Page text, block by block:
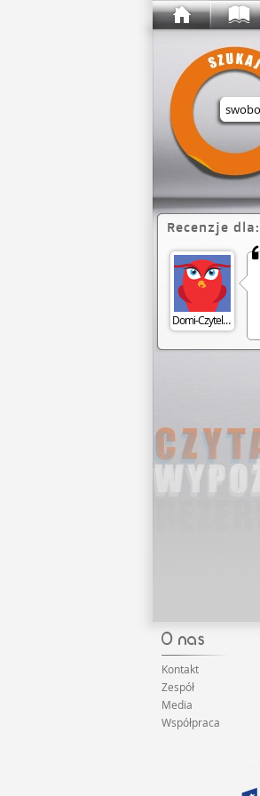
Recenzje dla:
Domi-Czytelniczka
Kontakt
Zespół
Media
Współpraca